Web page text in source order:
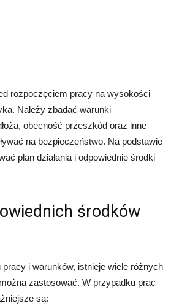
rozpoczęciem pracy na wysokości
Należy zbadać warunki
obecność przeszkód oraz inne
na bezpieczeństwo. Na podstawie
plan działania i odpowiednie środki
środków
i warunków, istnieje wiele różnych
zastosować. W przypadku prac
są: